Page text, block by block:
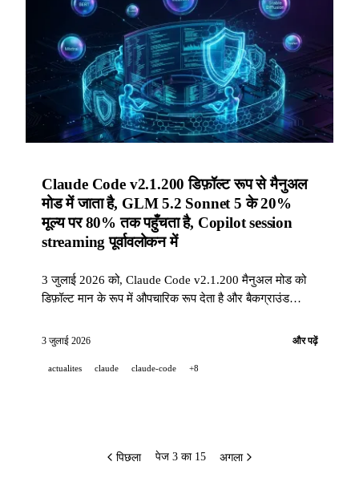
Claude Code v2.1.200 डिफ़ॉल्ट रूप से मैनुअल
मोड में जाता है, GLM 5.2 Sonnet 5 के 20%
मूल्य पर 80% तक पहुँचता है, Copilot session
streaming पूर्वावलोकन में
3 जुलाई 2026 को, Claude Code v2.1.200 मैनुअल मोड को
डिफ़ॉल्ट मान के रूप में औपचारिक रूप देता है और बैकग्राउंड
कि GLM 5.2, Sonnet 5 की बराबरी लागत के पाँचवें हिस्से पर
streaming खोलता है; Anthropic Artifacts को Pro/Max
3 जुलाई 2026 और पढ़ें
actualites claude claude-code +8
पिछला पेज 3 का 15 अगला